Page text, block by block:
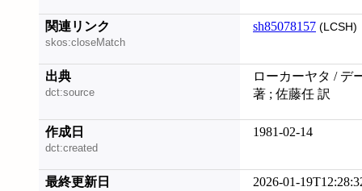
関連リンク
skos:closeMatch
sh85078157 (LCSH)
出典
dct:source
ローカーヤタ / デ
著 ; 佐藤任 訳
作成日
dct:created
1981-02-14
最終更新日 2026-01-